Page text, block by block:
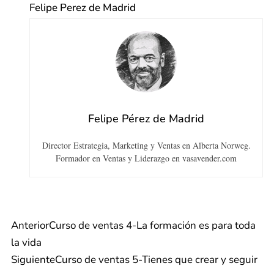
Felipe Perez de Madrid
Felipe Pérez de Madrid
Director Estrategia, Marketing y Ventas en Alberta Norweg.
Formador en Ventas y Liderazgo en vasavender.com
AnteriorCurso de ventas 4-La formación es para toda
la vida
SiguienteCurso de ventas 5-Tienes que crear y seguir